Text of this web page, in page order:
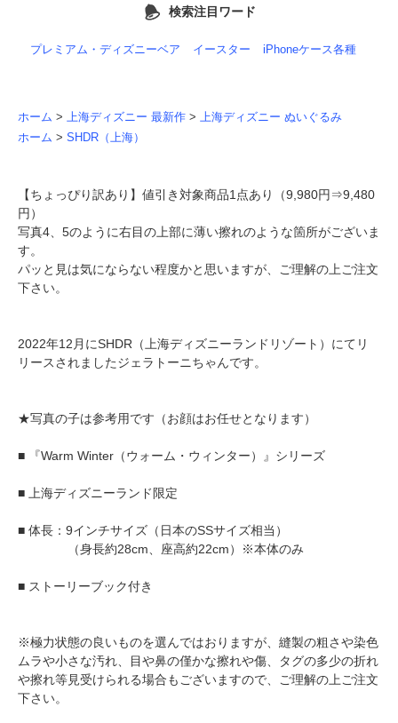
検索注目ワード
プレミアム・ディズニーベア イースター iPhoneケース各種
ホーム > 上海ディズニー 最新作 > 上海ディズニー ぬいぐるみ
ホーム > SHDR（上海）
【ちょっぴり訳あり】値引き対象商品1点あり（9,980円⇒9,480
円）
写真4、5のように右目の上部に薄い擦れのような箇所がございま
す。
パッと見は気にならない程度かと思いますが、ご理解の上ご注文
下さい。
2022年12月にSHDR（上海ディズニーランドリゾート）にてリ
リースされましたジェラトーニちゃんです。
★写真の子は参考用です（お顔はお任せとなります）
■ 『Warm Winter（ウォーム・ウィンター）』シリーズ
■ 上海ディズニーランド限定
■ 体長：9インチサイズ（日本のSSサイズ相当）
（身長約28cm、座高約22cm）※本体のみ
■ ストーリーブック付き
※極力状態の良いものを選んではおりますが、縫製の粗さや染色
ムラや小さな汚れ、目や鼻の僅かな擦れや傷、タグの多少の折れ
や擦れ等見受けられる場合もございますので、ご理解の上ご注文
下さい。